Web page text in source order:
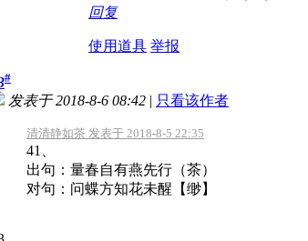
回复
使用道具 举报
#
发表于 2018-8-6 08:42 | 只看该作者
清清静如茶 发表于 2018-8-5 22:35
41、
出句：量春自有燕先行（茶）
对句：问蝶方知花未醒【缈】